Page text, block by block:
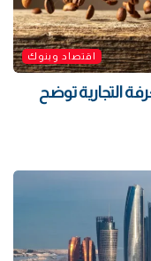
اقتصاد وبنوك
الغرفة التجارية توضح